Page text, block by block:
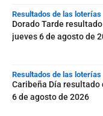
Resultados de las loterías
Dorado Tarde
jueves 6 de agosto de
Resultados de las loterías
Caribeña Día
6 de agosto de 2026